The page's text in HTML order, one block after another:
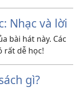
Nhạc và lời
bài hát này. Các
rất dễ học!
gì?